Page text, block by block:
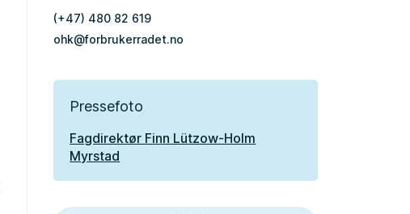
(+47) 480 82 619
ohk@forbrukerradet.no
Pressefoto
Fagdirektør Finn Lützow-Holm
Myrstad